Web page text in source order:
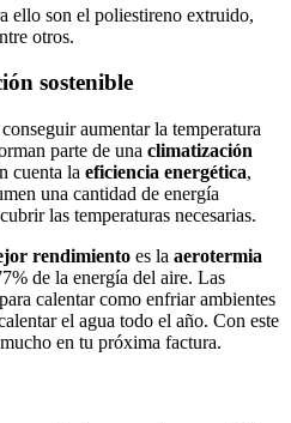
ello son el poliestireno extruido,
otros.
sostenible
aumentar la temperatura
parte de una climatización
cuenta la eficiencia energética,
una cantidad de energía
las temperaturas necesarias.
rendimiento es la aerotermia
de la energía del aire. Las
calentar como enfriar ambientes
el agua todo el año. Con este
en tu próxima factura.